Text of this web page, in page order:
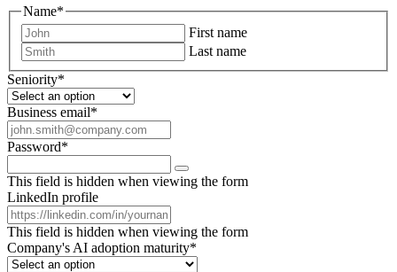
Name*
First name
Last name
Seniority*
Business email*
Password*
This field is hidden when viewing the form
LinkedIn profile
This field is hidden when viewing the form
Company's AI adoption maturity*